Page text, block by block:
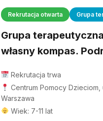
Rekrutacja otwarta Grupa
Grupa
własny kompas.
Rekrutacja trwa
Centrum Pomocy
Warszawa
Wiek: 7-11 lat